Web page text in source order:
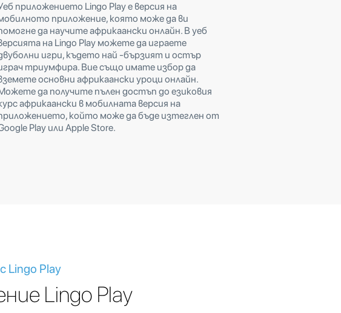
приложението Lingo Play е версия на
приложение, която може да ви
да научите африкаански онлайн. В уеб
на Lingo Play можете да играете
игри, където най -бързият и остър
триумфира. Вие също имате избор да
основни африкаански уроци онлайн.
да получите пълен достъп до езиковия
африкаански в мобилната версия на
който може да бъде изтеглен от
Play или Apple Store.
Lingo Play
Lingo Play